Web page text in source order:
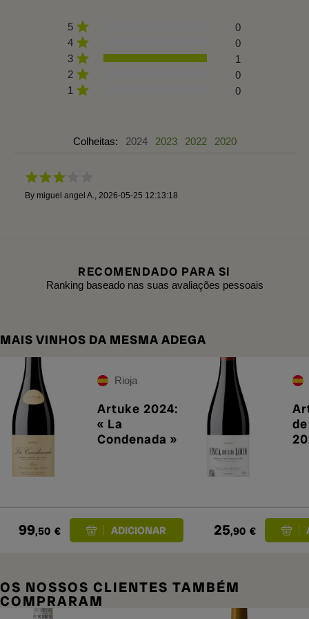
5
0
4
0
3
1
2
0
1
0
Colheitas: 2024 2023 2022 2020
By miguel angel A. 2026-05-25 12:13:18
RECOMENDADO PARA SI
Ranking baseado nas suas avaliações pessoais
MAIS VINHOS DA MESMA ADEGA
Rioja
Artuke 2024:
« La
Condenada »
99,50 € 25,90 €
OS NOSSOS CLIENTES TAMBÉM
COMPRARAM